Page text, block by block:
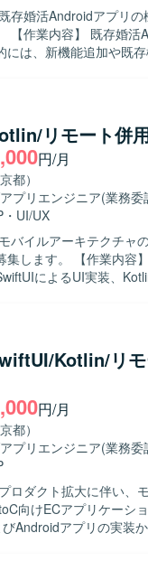
存婚活Androidアプリ
には、新機能追加や既
取れ、自ら課題を発見
しつつ、より良いアー
響力のあるサービス開
て、アーキテクチャ設
向けネイティブアプリ開発環境にて、
Gitを用いたチーム開
っている想定です。
リモート併
円/月
都）
プリエンジニア(業務委
・ UI/UX
バイルアーキテクチ
アプリの設計・開発・保守・運用を
によるUI実装、
に向けて、オーナーシ
ームと連携しながら成果
モバイルアーキテク
OSの開発プロセスを構
環境】 Swift、Kotlin、Go、SwiftUI、Jetpack
Cloud、gRPC、
などを使用します。
Kotlin/リ
円/月
都）
プリエンジニア(業務委
ロダクト拡大に伴い、
向けECアプリケーシ
Androidアプリの実装